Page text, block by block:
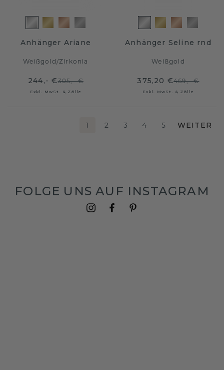
Anhänger Ariane
Weißgold/Zirkonia
244,- €305,- €
Exkl. MwSt. & Zölle
Anhänger Seline rnd
Weißgold
375,20 €469,- €
Exkl. MwSt. & Zölle
1 2 3 4 5 WEITER
FOLGE UNS AUF INSTAGRAM